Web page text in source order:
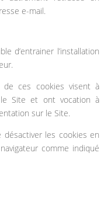
e-mail.
d’entrainer l’installation
de ces cookies visent à
Site et ont vocation à
sur le Site.
désactiver les cookies en
comme indiqué